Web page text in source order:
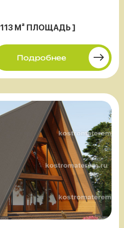
М² ПЛОЩАДЬ ]
Подробнее